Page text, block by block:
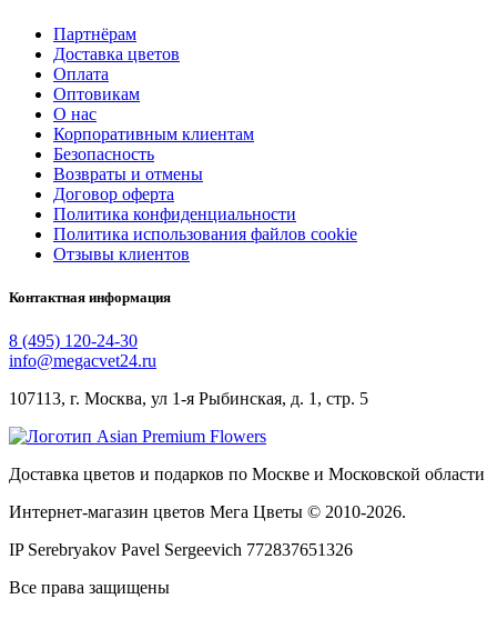
Партнёрам
Доставка цветов
Оплата
Оптовикам
О нас
Корпоративным клиентам
Безопасность
Возвраты и отмены
Договор оферта
Политика конфиденциальности
Политика использования файлов cookie
Отзывы клиентов
Контактная информация
8 (495) 120-24-30
info@megacvet24.ru
107113, г. Москва, ул 1-я Рыбинская, д. 1, стр. 5
Доставка цветов и подарков по Москве и Московской области
Интернет-магазин цветов Мега Цветы © 2010-2026.
IP Serebryakov Pavel Sergeevich 772837651326
Все права защищены